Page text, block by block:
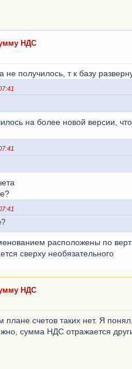
НДС
получилось, т к базу
на более новой версии,
расположены по
сверху необязательного
НДС
счетов таких нет. Я
сумма НДС отражается